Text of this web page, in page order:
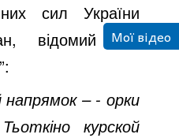
сил України
відомий під
напрямок – - орки
курской
Мої відео